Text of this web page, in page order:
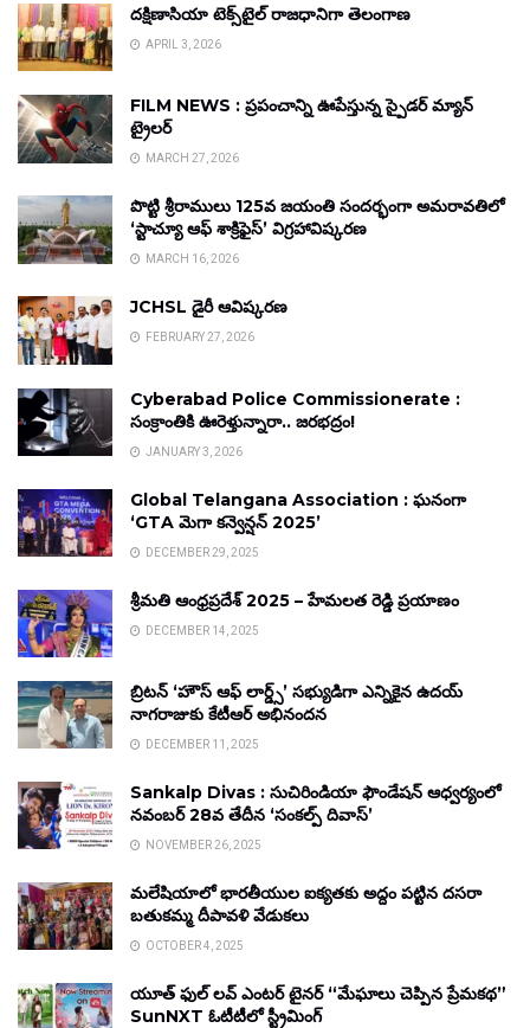
దక్షిణాసియా టెక్స్‌టైల్ రాజధానిగా తెలంగాణ
APRIL 3, 2026
FILM NEWS : ప్రపంచాన్ని ఊపేస్తున్న స్పైడర్ మ్యాన్
ట్రైలర్
MARCH 27, 2026
పొట్టి శ్రీరాములు 125వ జయంతి సందర్భంగా అమరావతిలో
‘స్టాచ్యూ ఆఫ్ శాక్రిఫైస్’ విగ్రహావిష్కరణ
MARCH 16, 2026
JCHSL డైరీ ఆవిష్కరణ
FEBRUARY 27, 2026
Cyberabad Police Commissionerate :
సంక్రాంతికి ఊరెళ్తున్నారా.. జరభద్రం!
JANUARY 3, 2026
Global Telangana Association : ఘనంగా
‘GTA మెగా కన్వెన్షన్ 2025’
DECEMBER 29, 2025
శ్రీమతి ఆంధ్రప్రదేశ్ 2025 – హేమలత రెడ్డి ప్రయాణం
DECEMBER 14, 2025
బ్రిటన్ ‘హౌస్ ఆఫ్ లార్డ్స్’ సభ్యుడిగా ఎన్నికైన ఉదయ్
నాగరాజుకు కేటీఆర్ అభినందన
DECEMBER 11, 2025
Sankalp Divas : సుచిరిండియా ఫౌండేషన్ ఆధ్వర్యంలో
నవంబర్ 28వ తేదీన ‘సంకల్ప్ దివాస్’
NOVEMBER 26, 2025
మలేషియాలో భారతీయుల ఐక్యతకు అద్దం పట్టిన దసరా
బతుకమ్మ దీపావళి వేడుకలు
OCTOBER 4, 2025
యూత్ ఫుల్ లవ్ ఎంటర్ టైనర్ “మేఘాలు చెప్పిన ప్రేమకథ”
SunNXT ఓటీటీలో స్ట్రీమింగ్